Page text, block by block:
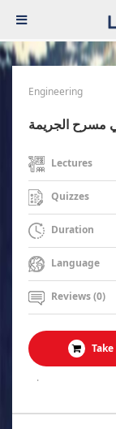
Engineering
في مسرح الجريمة
Lectures
Quizzes
Duration
Language
Reviews (0)
.